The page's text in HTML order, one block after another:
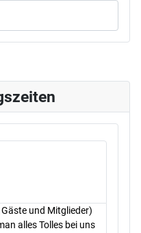
und Mitglieder)
alles Tolles bei uns